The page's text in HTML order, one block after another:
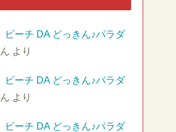
ーチ DA どっきん♪パラダ
より
ーチ DA どっきん♪パラダ
より
ーチ DA どっきん♪パラダ